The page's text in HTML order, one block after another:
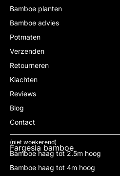
Bamboe planten
Bamboe advies
Potmaten
Verzenden
Retourneren
Klachten
Reviews
Blog
Contact
Fargesia bamboe
(niet woekerend)
Bamboe haag tot 2.5m hoog
Bamboe haag tot 4m hoog